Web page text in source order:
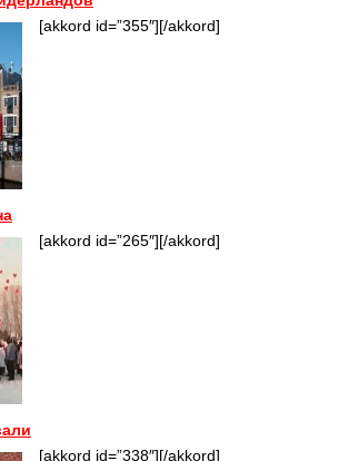
[akkord id=”355″][/akkord]
[akkord id=”265″][/akkord]
[akkord id=”338″][/akkord]